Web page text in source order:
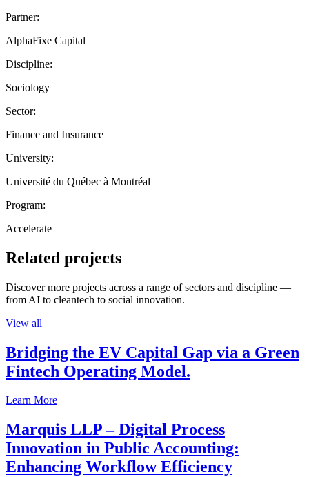
Partner:
AlphaFixe Capital
Discipline:
Sociology
Sector:
Finance and Insurance
University:
Université du Québec à Montréal
Program:
Accelerate
Related projects
Discover more projects across a range of sectors and discipline —
from AI to cleantech to social innovation.
View all
Bridging the EV Capital Gap via a Green
Fintech Operating Model.
Learn More
Marquis LLP – Digital Process
Innovation in Public Accounting:
Enhancing Workflow Efficiency